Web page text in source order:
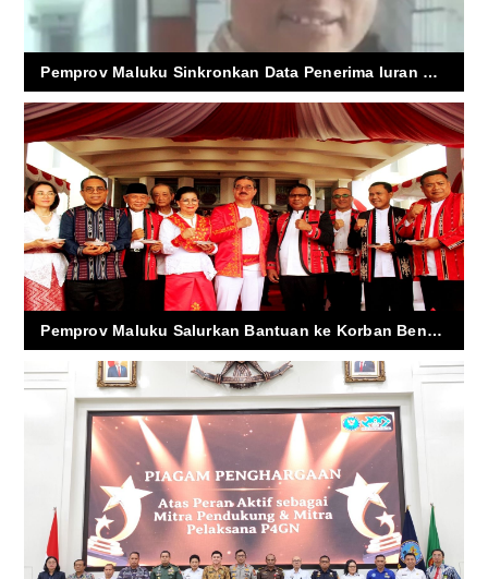
Pemprov Maluku Sinkronkan Data Penerima Iuran BPJS, Ambon Dinilai Paling Siap
Pemprov Maluku Salurkan Bantuan ke Korban Bencana Waaiela